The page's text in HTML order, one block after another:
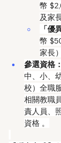
幣
及家
「優
幣
家長
參選資格：
中、小、
校）全職
相關教職
責人員、
資格 。